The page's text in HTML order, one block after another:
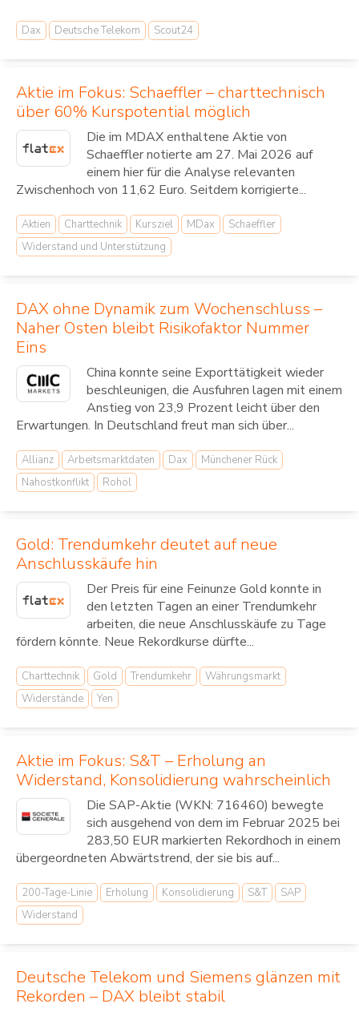
Dax Deutsche Telekom Scout24
Aktie im Fokus: Schaeffler – charttechnisch
über 60% Kurspotential möglich
Die im MDAX enthaltene Aktie von
Schaeffler notierte am 27. Mai 2026 auf
einem hier für die Analyse relevanten
Zwischenhoch von 11,62 Euro. Seitdem korrigierte...
Aktien Charttechnik Kursziel MDax
Schaeffler
Widerstand und Unterstützung
DAX ohne Dynamik zum Wochenschluss –
Naher Osten bleibt Risikofaktor Nummer
Eins
China konnte seine Exporttätigkeit wieder
beschleunigen, die Ausfuhren lagen mit einem
Anstieg von 23,9 Prozent leicht über den
Erwartungen. In Deutschland freut man sich über...
Allianz Arbeitsmarktdaten Dax
Münchener Rück
Nahostkonflikt
Rohöl
Gold: Trendumkehr deutet auf neue
Anschlusskäufe hin
Der Preis für eine Feinunze Gold konnte in
den letzten Tagen an einer Trendumkehr
arbeiten, die neue Anschlusskäufe zu Tage
fördern könnte. Neue Rekordkurse dürfte...
Charttechnik Gold Trendumkehr
Währungsmarkt
Widerstände
Yen
Aktie im Fokus: S&T – Erholung an
Widerstand, Konsolidierung wahrscheinlich
Die SAP-Aktie (WKN: 716460) bewegte
sich ausgehend von dem im Februar 2025 bei
283,50 EUR markierten Rekordhoch in einem
übergeordneten Abwärtstrend, der sie bis auf...
200-Tage-Linie Erholung Konsolidierung S&T
SAP
Widerstand
Deutsche Telekom und Siemens glänzen mit
Rekorden – DAX bleibt stabil